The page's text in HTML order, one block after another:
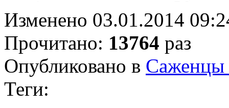
Изменено 03.01.2014
Прочитано: 13764 раз
Опубликовано в Саженцы
Теги: